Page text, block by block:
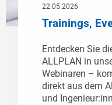
22.05.2026
Trainings,
Entdecken Sie
ALLPLAN in
Webinaren –
direkt aus dem
und